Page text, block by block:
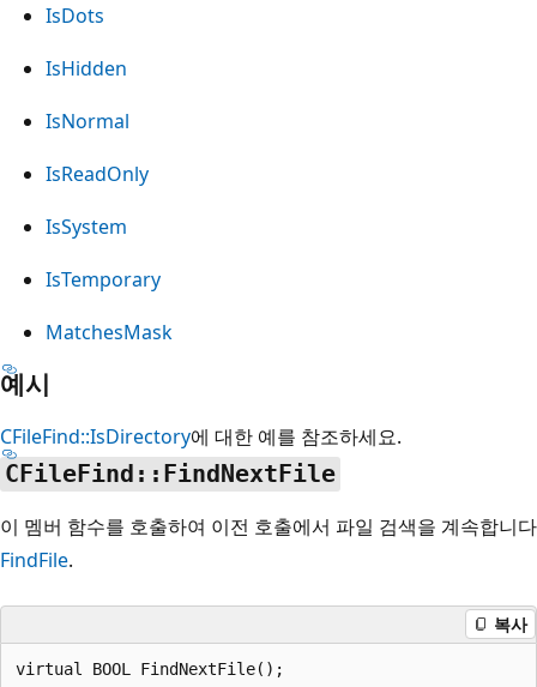
IsDots
IsHidden
IsNormal
IsReadOnly
IsSystem
IsTemporary
MatchesMask
예시
CFileFind::IsDirectory에 대한 예를 참조하세요.
CFileFind::FindNextFile
이 멤버 함수를 호출하여 이전 호출에서 파일 검색을 계속합니다
FindFile.
복사